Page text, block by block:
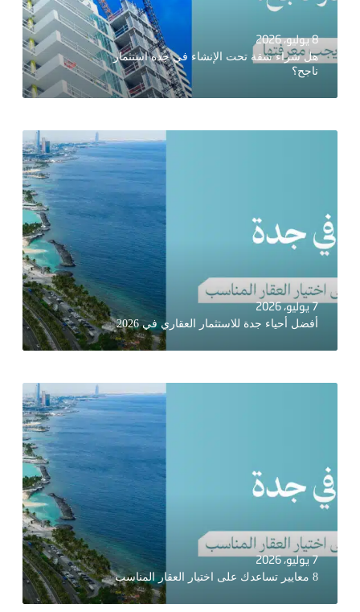
8 يوليو، 2026
هل شراء شقة تحت الإنشاء في جدة استثمار
ناجح؟
7 يوليو، 2026
أفضل أحياء جدة للاستثمار العقاري في 2026
7 يوليو، 2026
8 معايير تساعدك على اختيار العقار المناسب